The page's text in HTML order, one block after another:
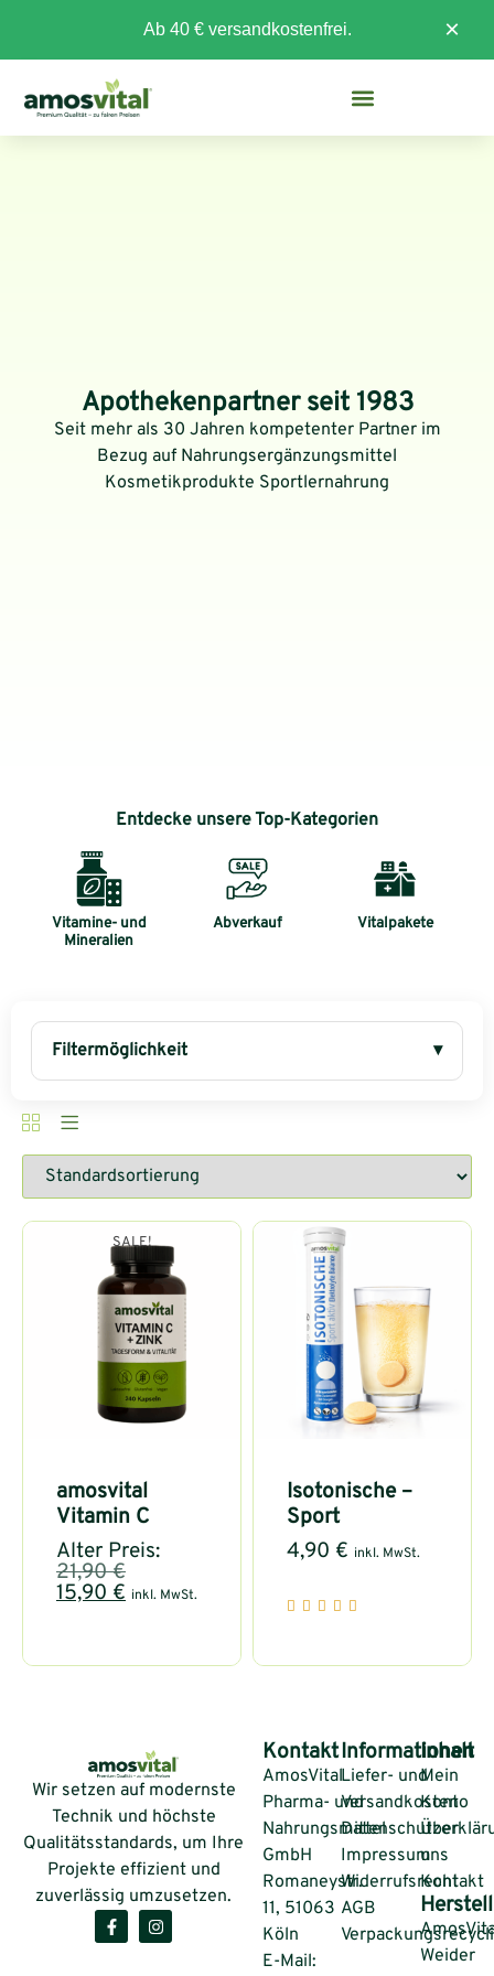
Ab 40 € versandkostenfrei. ×
Apothekenpartner seit 1983
Seit mehr als 30 Jahren kompetenter Partner im
Bezug auf Nahrungsergänzungsmittel
Kosmetikprodukte Sportlernahrung
Entdecke unsere Top-Kategorien
Vitamine- und
Mineralien
Abverkauf Vitalpakete
Filtermöglichkeit
SALE!
amosvital
Vitamin C
Alter Preis:
21,90€
15,90 € inkl. MwSt.
Isotonische –
Sport
4,90 € inkl. MwSt.
Wir setzen auf modernste
Technik und höchste
Qualitätsstandards, um Ihre
Projekte effizient und
zuverlässig umzusetzen.
Kontakt
AmosVital
Pharma- und
Nahrungsmittel
GmbH
Romaneystr.
11, 51063
Köln
E-Mail:
Informationen
Liefer- und
Versandkosten
Impressum
Widerrufsrecht
AGB
Inhalt
Mein
Konto
Über
uns
Kontakt
Weider